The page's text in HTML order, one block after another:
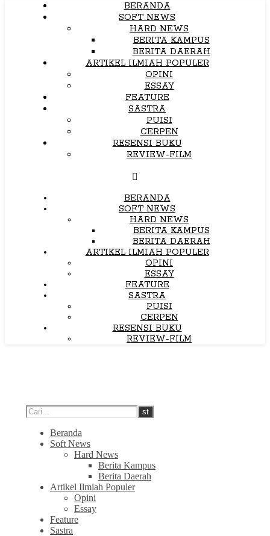
BERANDA
SOFT NEWS
HARD NEWS
BERITA KAMPUS
BERITA DAERAH
ARTIKEL ILMIAH POPULER
OPINI
ESSAY
FEATURE
SASTRA
PUISI
CERPEN
RESENSI BUKU
REVIEW-FILM
BERANDA
SOFT NEWS
HARD NEWS
BERITA KAMPUS
BERITA DAERAH
ARTIKEL ILMIAH POPULER
OPINI
ESSAY
FEATURE
SASTRA
PUISI
CERPEN
RESENSI BUKU
REVIEW-FILM
Beranda
Soft News
Hard News
Berita Kampus
Berita Daerah
Artikel Ilmiah Populer
Opini
Essay
Feature
Sastra